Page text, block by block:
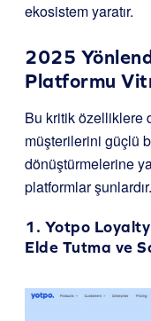
ekosistem yaratır.
2025
Platformu
Bu kritik özelliklere
müşterilerini güçlü
dönüştürmelerine
platformlar şunlardır.
1. Yotpo
Elde Tutma ve